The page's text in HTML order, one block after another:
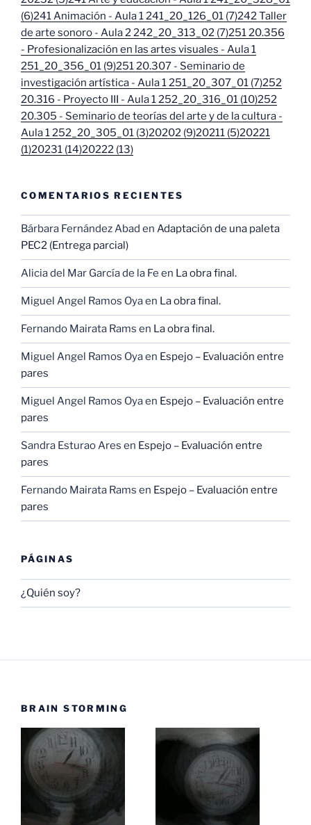
(6)241 Animación - Aula 1 241_20_126_01 (7)242 Taller
de arte sonoro - Aula 2 242_20_313_02 (7)251 20.356
- Profesionalización en las artes visuales - Aula 1
251_20_356_01 (9)251 20.307 - Seminario de
investigación artística - Aula 1 251_20_307_01 (7)252
20.316 - Proyecto III - Aula 1 252_20_316_01 (10)252
20.305 - Seminario de teorías del arte y de la cultura -
Aula 1 252_20_305_01 (3)20202 (9)20211 (5)20221
(1)20231 (14)20222 (13)
COMENTARIOS RECIENTES
Bárbara Fernández Abad en Adaptación de una paleta
PEC2 (Entrega parcial)
Alicia del Mar García de la Fe en La obra final.
Miguel Angel Ramos Oyaen La obra final.
Fernando Mairata Rams en La obra final.
Miguel Angel Ramos Oyaen Espejo – Evaluación entre
pares
Miguel Angel Ramos Oyaen Espejo – Evaluación entre
pares
Sandra Esturao Ares en Espejo – Evaluación entre
pares
Fernando Mairata Rams en Espejo – Evaluación entre
pares
PÁGINAS
¿Quién soy?
BRAIN STORMING